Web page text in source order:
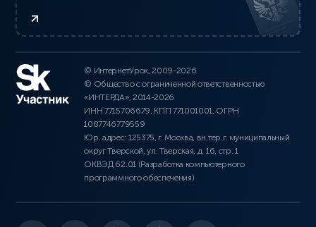
© ИнтернетУрок, 2009-2026
© Общество с ограниченной ответственностью
«ИНТЕРДА», 2014-2026
ИНН 7715706679, КПП 771001001, ОГРН
1087746779559
Юр. адрес: 125375, г. Москва, вн.тер.г. муниципальный
округ Тверской, ул. Тверская, д. 16, стр. 1
ОКВЭД 62.01 (Разработка компьютерного
программного обеспечения)